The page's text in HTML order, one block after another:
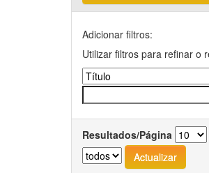
Adicionar filtros:
Utilizar filtros para refinar o
Resultados/Página